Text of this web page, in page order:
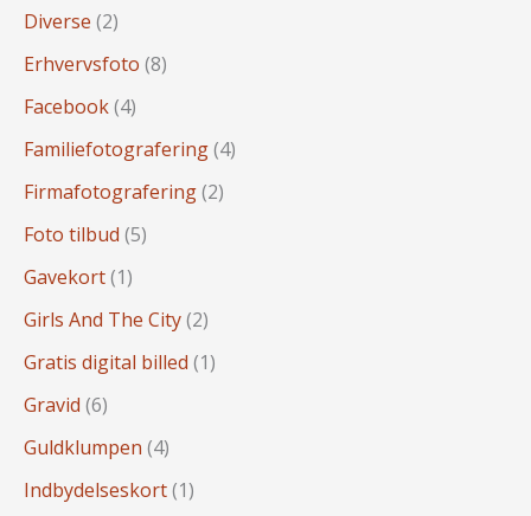
Diverse (2)
Erhvervsfoto (8)
Facebook(4)
Familiefotografering(4)
Firmafotografering(2)
Foto tilbud (5)
Gavekort(1)
Girls And The City(2)
Gratis digital billed (1)
Gravid (6)
Guldklumpen (4)
Indbydelseskort(1)